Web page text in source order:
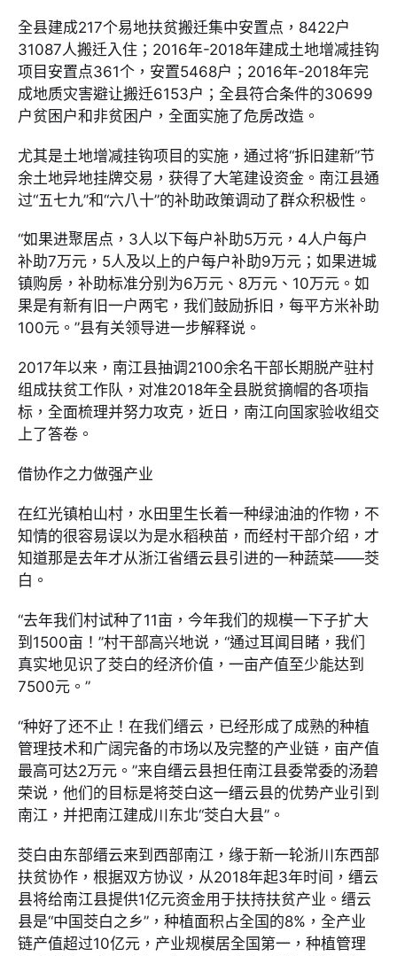
全县建成217个易地扶贫搬迁集中安置点，8422户
31087人搬迁入住；2016年-2018年建成土地增减挂钩
项目安置点361个，安置5468户；2016年-2018年完
成地质灾害避让搬迁6153户；全县符合条件的30699
户贫困户和非贫困户，全面实施了危房改造。
尤其是土地增减挂钩项目的实施，通过将“拆旧建新”节
余土地异地挂牌交易，获得了大笔建设资金。南江县通
过“五七九”和“六八十”的补助政策调动了群众积极性。
“如果进聚居点，3人以下每户补助5万元，4人户每户
补助7万元，5人及以上的户每户补助9万元；如果进城
镇购房，补助标准分别为6万元、8万元、10万元。如
果是有新有旧一户两宅，我们鼓励拆旧，每平方米补助
100元。”县有关领导进一步解释说。
2017年以来，南江县抽调2100余名干部长期脱产驻村
组成扶贫工作队，对准2018年全县脱贫摘帽的各项指
标，全面梳理并努力攻克，近日，南江向国家验收组交
上了答卷。
借协作之力做强产业
在红光镇柏山村，水田里生长着一种绿油油的作物，不
知情的很容易误以为是水稻秧苗，而经村干部介绍，才
知道那是去年才从浙江省缙云县引进的一种蔬菜——茭
白。
“去年我们村试种了11亩，今年我们的规模一下子扩大
到1500亩！”村干部高兴地说，“通过耳闻目睹，我们
真实地见识了茭白的经济价值，一亩产值至少能达到
7500元。”
“种好了还不止！在我们缙云，已经形成了成熟的种植
管理技术和广阔完备的市场以及完整的产业链，亩产值
最高可达2万元。”来自缙云县担任南江县委常委的汤碧
荣说，他们的目标是将茭白这一缙云县的优势产业引到
南江，并把南江建成川东北“茭白大县”。
茭白由东部缙云来到西部南江，缘于新一轮浙川东西部
扶贫协作，根据双方协议，从2018年起3年时间，缙云
县将给南江县提供1亿元资金用于扶持扶贫产业。缙云
县是“中国茭白之乡”，种植面积占全国的8%，全产业
链产值超过10亿元，产业规模居全国第一，种植管理